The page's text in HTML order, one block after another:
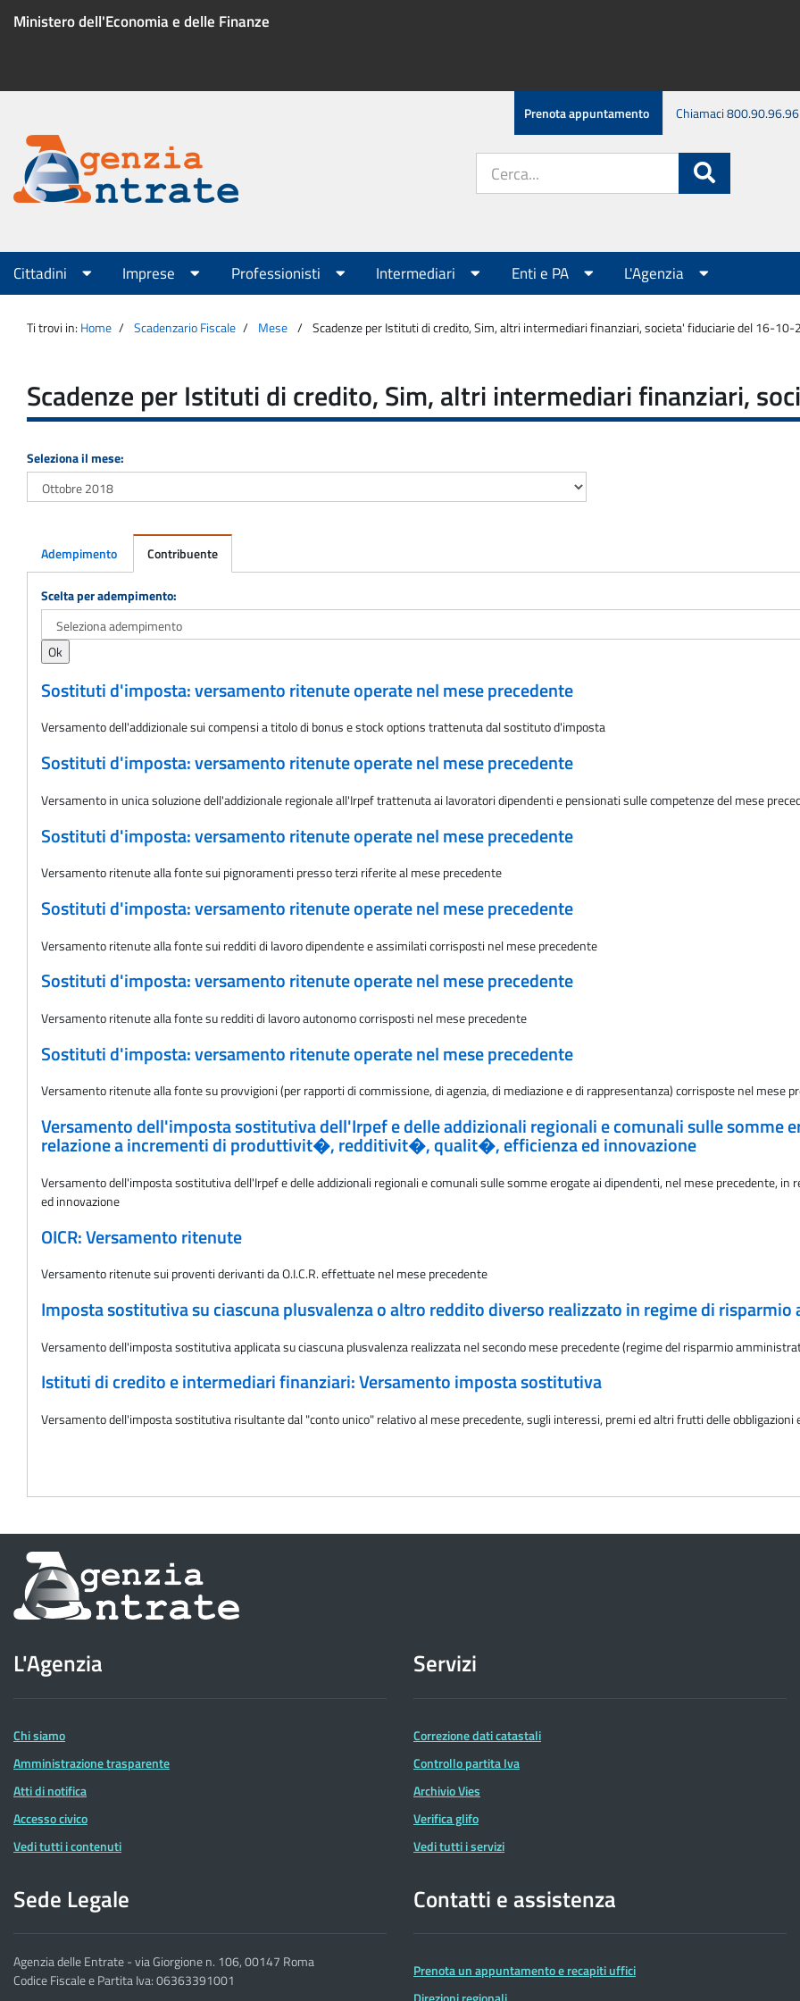
Ministero dell'Economia e delle Finanze
Menu
servizio
Prenota appuntamento Chiamaci 800.90.96.96
Agenzia
Entrate
sito:
Menu
principale
Cittadini Imprese Professionisti Intermediari Enti e PA L'Agenzia
Ti trovi in: Home Scadenzario Fiscale Mese Scadenze per Istituti di credito, Sim, altri intermediari finanziari, societa' fiduciarie del 16-
Scadenze per Istituti di credito, Sim, altri intermediari finanziari,
Seleziona il mese:
Adempimento Contribuente
Adempimento
Scelta per adempimento:
Sostituti d'imposta: versamento ritenute operate nel mese precedente
Versamento dell'addizionale sui compensi a titolo di bonus e stock options trattenuta dal sostituto d'imposta
Sostituti d'imposta: versamento ritenute operate nel mese precedente
Versamento in unica soluzione dell'addizionale regionale all'Irpef trattenuta ai lavoratori dipendenti e pensionati sulle competenze del mese
Sostituti d'imposta: versamento ritenute operate nel mese precedente
Versamento ritenute alla fonte sui pignoramenti presso terzi riferite al mese precedente
Sostituti d'imposta: versamento ritenute operate nel mese precedente
Versamento ritenute alla fonte sui redditi di lavoro dipendente e assimilati corrisposti nel mese precedente
Sostituti d'imposta: versamento ritenute operate nel mese precedente
Versamento ritenute alla fonte su redditi di lavoro autonomo corrisposti nel mese precedente
Sostituti d'imposta: versamento ritenute operate nel mese precedente
Versamento ritenute alla fonte su provvigioni (per rapporti di commissione, di agenzia, di mediazione e di rappresentanza) corrisposte nel mese
Versamento dell'imposta sostitutiva dell'Irpef e delle addizionali regionali e comunali sulle somme
relazione a incrementi di produttivit�, redditivit�, qualit�, efficienza ed innovazione
Versamento dell'imposta sostitutiva dell'Irpef e delle addizionali regionali e comunali sulle somme erogate ai dipendenti, nel mese
ed innovazione
OICR: Versamento ritenute
Versamento ritenute sui proventi derivanti da O.I.C.R. effettuate nel mese precedente
Imposta sostitutiva su ciascuna plusvalenza o altro reddito diverso realizzato in regime di
Versamento dell'imposta sostitutiva applicata su ciascuna plusvalenza realizzata nel secondo mese precedente (regime del risparmio
Istituti di credito e intermediari finanziari: Versamento imposta sostitutiva
Versamento dell'imposta sostitutiva risultante dal "conto unico" relativo al mese precedente, sugli interessi, premi ed altri frutti delle obbligazioni
Informazioni
sul
dell'Agenzia
delle
Entrate
L'Agenzia
Chi siamo
Amministrazione trasparente
Atti di notifica
Accesso civico
Vedi tutti i contenuti
Servizi
Correzione dati catastali
Controllo partita Iva
Archivio Vies
Verifica glifo
Vedi tutti i servizi
Sede Legale
Agenzia delle Entrate - via Giorgione n. 106, 00147 Roma
Codice Fiscale e Partita Iva: 06363391001
Contatti e assistenza
Prenota un appuntamento e recapiti uffici